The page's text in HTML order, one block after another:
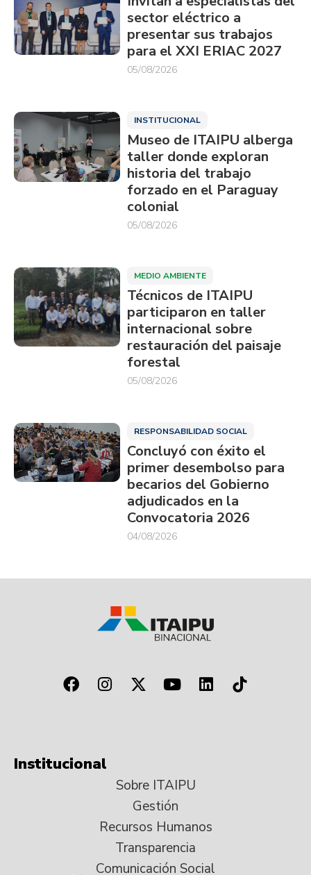
sector eléctrico a
presentar sus trabajos
para el XXI ERIAC 2027
05/08/2026
INSTITUCIONAL
Museo de ITAIPU alberga
taller donde exploran
historia del trabajo
forzado en el Paraguay
colonial
05/08/2026
MEDIO AMBIENTE
Técnicos de ITAIPU
participaron en taller
internacional sobre
restauración del paisaje
forestal
05/08/2026
RESPONSABILIDAD SOCIAL
Concluyó con éxito el
primer desembolso para
becarios del Gobierno
adjudicados en la
Convocatoria 2026
04/08/2026
Institucional
Sobre ITAIPU
Gestión
Recursos Humanos
Transparencia
Comunicación Social